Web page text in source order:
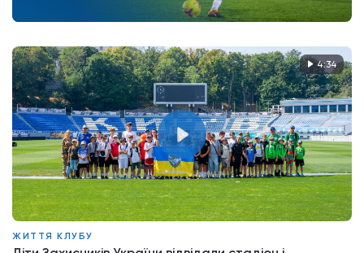
4:34
ЖИТТЯ КЛУБУ